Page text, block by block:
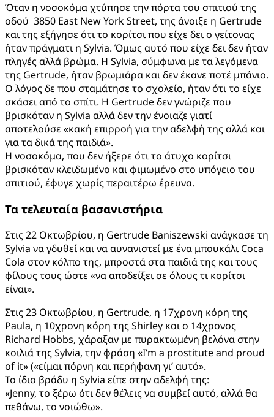
Όταν η νοσοκόμα χτύπησε την πόρτα του σπιτιού της
οδού 3850 East New York Street, της άνοιξε η Gertrude
και της εξήγησε ότι το κορίτσι που είχε δει ο γείτονας
ήταν πράγματι η Sylvia. Όμως αυτό που είχε δει δεν ήταν
πληγές αλλά βρώμα. H Sylvia, σύμφωνα με τα λεγόμενα
της Gertrude, ήταν βρωμιάρα και δεν έκανε ποτέ μπάνιο.
Ο λόγος δε που σταμάτησε το σχολείο, ήταν ότι το είχε
σκάσει από το σπίτι. Η Gertrude δεν γνώριζε που
βρισκόταν η Sylvia αλλά δεν την ένοιαζε γιατί
αποτελούσε «κακή επιρροή για την αδελφή της αλλά και
για τα δικά της παιδιά».
Η νοσοκόμα, που δεν ήξερε ότι το άτυχο κορίτσι
βρισκόταν κλειδωμένο και φιμωμένο στο υπόγειο του
σπιτιού, έφυγε χωρίς περαιτέρω έρευνα.
Τα τελευταία βασανιστήρια
Στις 22 Οκτωβρίου, η Gertrude Baniszewski ανάγκασε τη
Sylvia να γδυθεί και να αυνανιστεί με ένα μπουκάλι Coca
Cola στον κόλπο της, μπροστά στα παιδιά της και τους
φίλους τους ώστε «να αποδείξει σε όλους τι κορίτσι
είναι».
Στις 23 Οκτωβρίου, η Gertrude, η 17χρονη κόρη της
Paula, η 10χρονη κόρη της Shirley και ο 14χρονος
Richard Hobbs, χάραξαν με πυρακτωμένη βελόνα στην
κοιλιά της Sylvia, την φράση «I’m a prostitute and proud
of it» («είμαι πόρνη και περήφανη γι’ αυτό».
Το ίδιο βράδυ η Sylvia είπε στην αδελφή της:
«Jenny, το ξέρω ότι δεν θέλεις να συμβεί αυτό, αλλά θα
πεθάνω, το νοιώθω».